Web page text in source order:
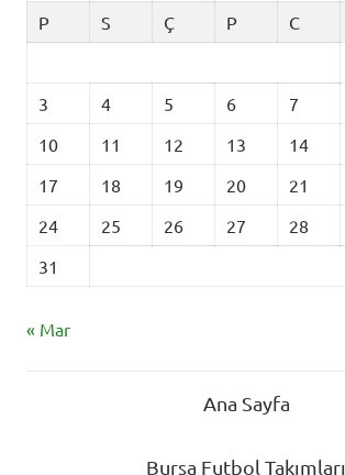
P
S Ç P C
3
4 5 6 7
10
11 12 13 14
17
18 19 20 21
24
25 26 27 28
31
« Mar
Ana Sayfa
Bursa Futbol Takımları